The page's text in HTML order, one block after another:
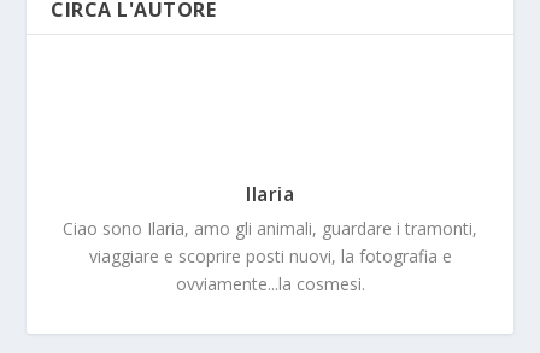
CIRCA L'AUTORE
Ilaria
Ciao sono Ilaria, amo gli animali, guardare i tramonti,
viaggiare e scoprire posti nuovi, la fotografia e
ovviamente...la cosmesi.